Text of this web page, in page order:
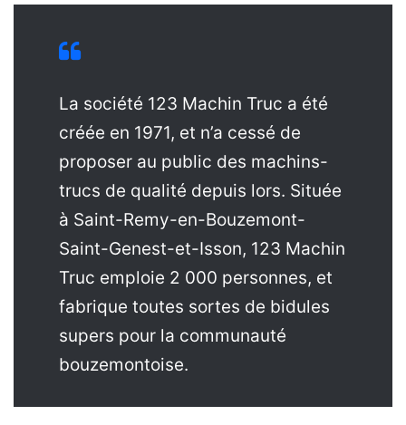
La société 123 Machin Truc a été
créée en 1971, et n’a cessé de
proposer au public des machins-
trucs de qualité depuis lors. Située
à Saint-Remy-en-Bouzemont-
Saint-Genest-et-Isson, 123 Machin
Truc emploie 2 000 personnes, et
fabrique toutes sortes de bidules
supers pour la communauté
bouzemontoise.